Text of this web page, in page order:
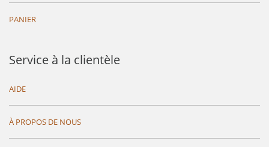
PANIER
Service à la clientèle
AIDE
À PROPOS DE NOUS